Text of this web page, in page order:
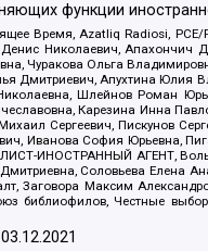
функции
Время, Azatliq Radiosi,
Николаевич,
Чуракова Ольга
Дмитриевич, Апухтина Юлия
Шлейнов Роман
Карезина Инна
Сергеевич, Пискунов
Иванова София Юрьевна,
ИНОСТРАННЫЙ АГЕНТ,
Соловьева
Заговора Максим
библиофилов, Честные
03.12.2021